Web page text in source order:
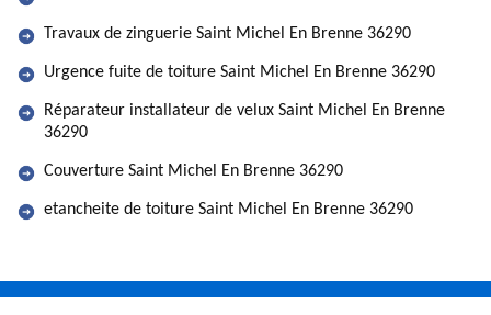
Travaux de zinguerie Saint Michel En Brenne 36290
Urgence fuite de toiture Saint Michel En Brenne 36290
Réparateur installateur de velux Saint Michel En Brenne
36290
Couverture Saint Michel En Brenne 36290
etancheite de toiture Saint Michel En Brenne 36290